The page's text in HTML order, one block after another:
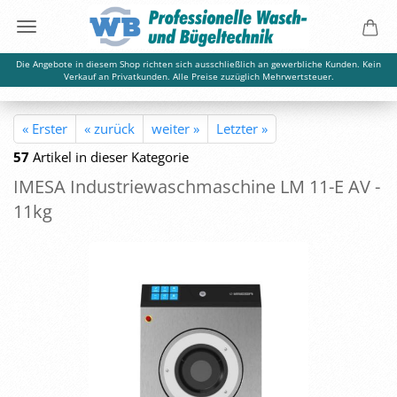
Die Angebote in diesem Shop richten sich ausschließlich an gewerbliche Kunden. Kein
Verkauf an Privatkunden. Alle Preise zuzüglich Mehrwertsteuer.
« Erster « zurück weiter »
Letzter »
57 Artikel in dieser Kategorie
IMESA In­dus­trie­wasch­ma­schi­ne LM 11-E AV -
11kg